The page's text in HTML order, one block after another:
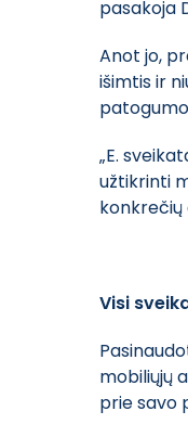
pasakoja
Anot jo,
išimtis ir
„E.
užtikrinti
konkrečių
Visi
mobiliųjų
prie savo